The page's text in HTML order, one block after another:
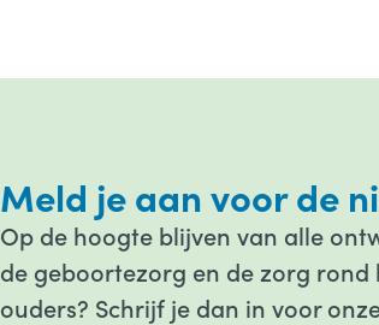
Meld je aan voor de
Op de hoogte blijven van alle
de geboortezorg en de zorg rond
ouders? Schrijf je dan in voor